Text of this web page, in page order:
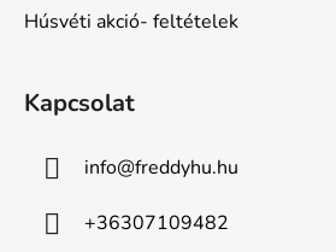
Húsvéti akció- feltételek
Kapcsolat
info@freddyhu.hu
+36307109482